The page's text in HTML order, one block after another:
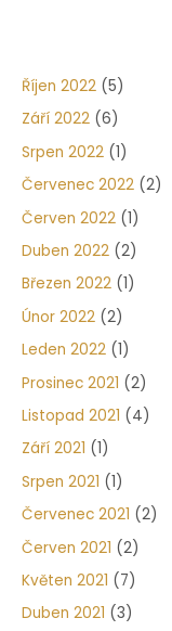
Říjen 2022 (5)
Září 2022 (6)
Srpen 2022 (1)
Červenec 2022 (2)
Červen 2022 (1)
Duben 2022 (2)
Březen 2022 (1)
Únor 2022 (2)
Leden 2022 (1)
Prosinec 2021 (2)
Listopad 2021 (4)
Září 2021 (1)
Srpen 2021 (1)
Červenec 2021 (2)
Červen 2021 (2)
Květen 2021 (7)
Duben 2021 (3)